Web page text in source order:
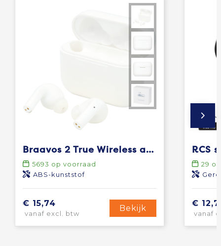
Braavos 2 True Wireless auto pair oordopjes
5693 op voorraad
ABS-kunststof
€ 15,74
vanaf excl. btw
Bekijk
29
€
vanaf